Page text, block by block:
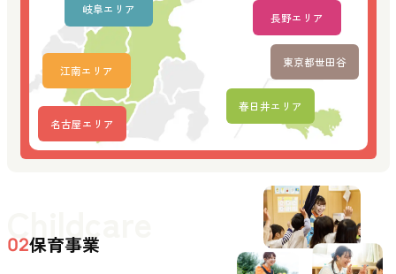
名古屋エリア
江南エリア
春日井エリア
岐阜エリア
長野エリア
東京都世田谷
Childcare
02保育事業